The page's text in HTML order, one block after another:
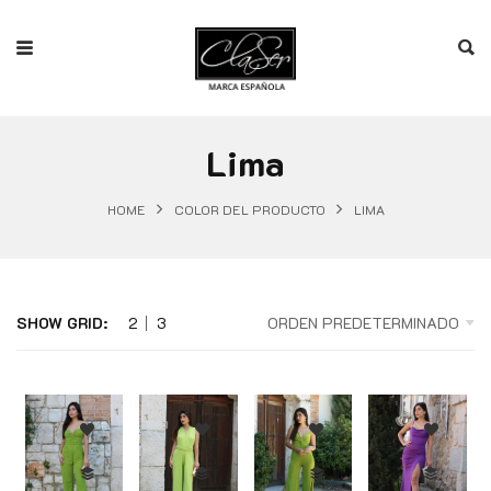
Lima
HOME COLOR DEL PRODUCTO LIMA
SHOW GRID: 2 3 ORDEN PREDETERMINADO